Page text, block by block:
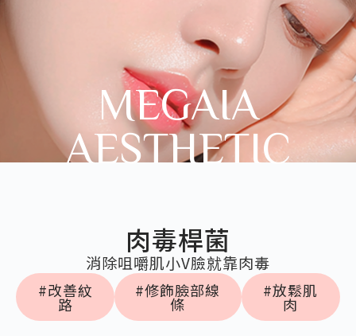
MEGAIA
AESTHETIC
肉毒桿菌
消除咀嚼肌小V臉就靠肉毒
#改善紋
路
#修飾臉部線
條
#放鬆肌
肉